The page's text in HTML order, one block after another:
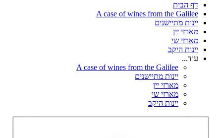
דף הבית
A case of wines from the Galilee
יינות מתיישנים
מארזי יין
מארזי שי
יינות היקב
עוד...
A case of wines from the Galilee
יינות מתיישנים
מארזי יין
מארזי שי
יינות היקב